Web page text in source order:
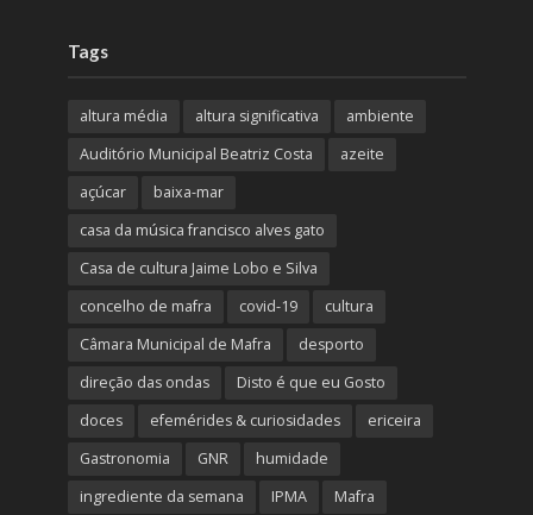
Tags
altura média altura significativa
ambiente
Auditório Municipal Beatriz Costa
azeite
açúcar
baixa-mar
casa da música francisco alves gato
Casa de cultura Jaime Lobo e Silva
concelho de mafra
covid-19
cultura
Câmara Municipal de Mafra
desporto
direção das ondas
Disto é que eu Gosto
doces
efemérides & curiosidades
ericeira
Gastronomia
GNR
humidade
ingrediente da semana
IPMA Mafra